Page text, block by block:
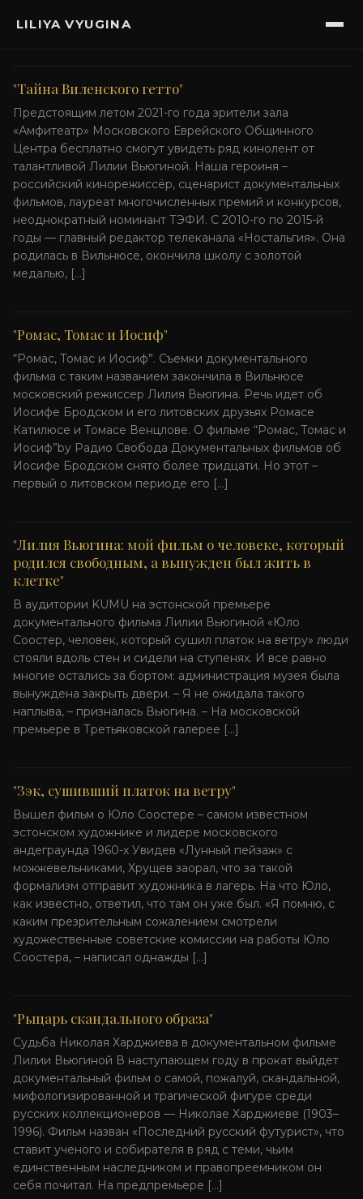
LILIYA VYUGINA
"Тайна Виленского гетто"
Предстоящим летом 2021-го года зрители зала
«Амфитеатр» Московского Еврейского Общинного
Центра бесплатно смогут увидеть ряд кинолент от
талантливой Лилии Вьюгиной. Наша героиня –
российский кинорежиссёр, сценарист документальных
фильмов, лауреат многочисленных премий и конкурсов,
неоднократный номинант ТЭФИ. С 2010-го по 2015-й
годы — главный редактор телеканала «Ностальгия». Она
родилась в Вильнюсе, окончила школу с золотой
медалью, […]
"Ромас, Томас и Иосиф"
“Ромас, Томас и Иосиф”. Съемки документального
фильма с таким названием закончила в Вильнюсе
московский режиссер Лилия Вьюгина. Речь идет об
Иосифе Бродском и его литовских друзьях Ромасе
Катилюсе и Томасе Венцлове. О фильме “Ромас, Томас и
Иосиф”by Радио Свобода Документальных фильмов об
Иосифе Бродском снято более тридцати. Но этот –
первый о литовском периоде его […]
"Лилия Вьюгина: мой фильм о человеке, который
родился свободным, а вынужден был жить в
клетке"
В аудитории KUMU на эстонской премьере
документального фильма Лилии Вьюгиной «Юло
Соостер, человек, который сушил платок на ветру» люди
стояли вдоль стен и сидели на ступенях. И все равно
многие остались за бортом: администрация музея была
вынуждена закрыть двери. – Я не ожидала такого
наплыва, – призналась Вьюгина. – На московской
премьере в Третьяковской галерее […]
"Зэк, сушивший платок на ветру"
Вышел фильм о Юло Соостере – самом известном
эстонском художнике и лидере московского
андеграунда 1960-х Увидев «Лунный пейзаж» с
можжевельниками, Хрущев заорал, что за такой
формализм отправит художника в лагерь. На что Юло,
как известно, ответил, что там он уже был. «Я помню, с
каким презрительным сожалением смотрели
художественные советские комиссии на работы Юло
Соостера, – написал однажды […]
"Рыцарь скандального образа"
Судьба Николая Харджиева в документальном фильме
Лилии Вьюгиной В наступающем году в прокат выйдет
документальный фильм о самой, пожалуй, скандальной,
мифологизированной и трагической фигуре среди
русских коллекционеров — Николае Харджиеве (1903–
1996). Фильм назван «Последний русский футурист», что
ставит ученого и собирателя в ряд с теми, чьим
единственным наследником и правопреемником он
себя почитал. На предпремьере […]